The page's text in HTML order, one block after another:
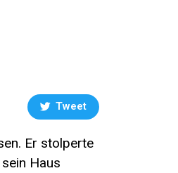
Tweet
Er stolperte
Haus